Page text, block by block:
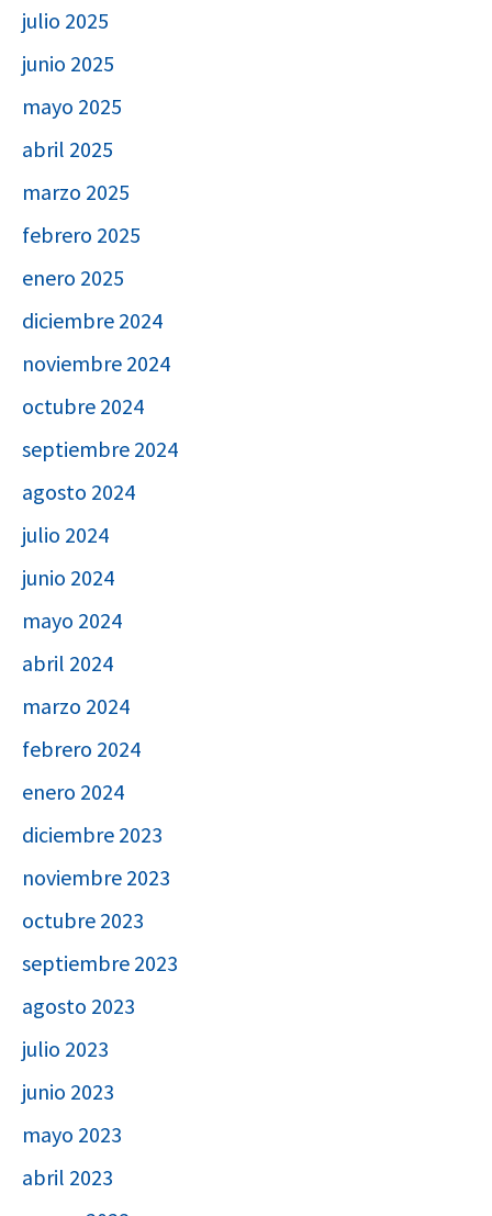
julio 2025
junio 2025
mayo 2025
abril 2025
marzo 2025
febrero 2025
enero 2025
diciembre 2024
noviembre 2024
octubre 2024
septiembre 2024
agosto 2024
julio 2024
junio 2024
mayo 2024
abril 2024
marzo 2024
febrero 2024
enero 2024
diciembre 2023
noviembre 2023
octubre 2023
septiembre 2023
agosto 2023
julio 2023
junio 2023
mayo 2023
abril 2023